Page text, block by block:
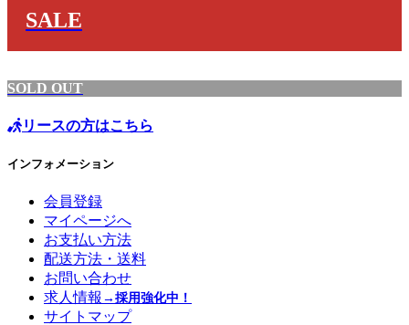
SALE
SOLD OUT
リースの方はこちら
インフォメーション
会員登録
マイページへ
お支払い方法
配送方法・送料
お問い合わせ
求人情報 →採用強化中！
サイトマップ